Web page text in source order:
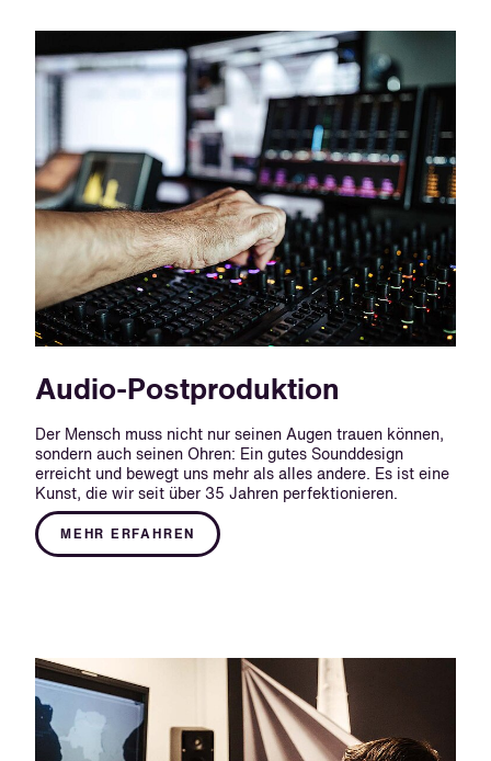
Audio-Postproduktion
Der Mensch muss nicht nur seinen Augen trauen können,
sondern auch seinen Ohren: Ein gutes Sounddesign
erreicht und bewegt uns mehr als alles andere. Es ist eine
Kunst, die wir seit über 35 Jahren perfektionieren.
MEHR ERFAHREN